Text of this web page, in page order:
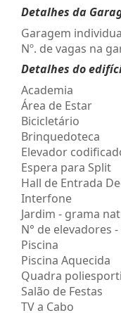
Detalhes da
Garagem
Nº. de vagas na
Detalhes do
Academia
Área de Estar
Bicicletário
Brinquedoteca
Elevador
Espera para Split
Hall de Entrada
Interfone
Jardim - grama
N° de elevadores -
Piscina
Piscina Aquecida
Quadra
Salão de Festas
TV a Cabo